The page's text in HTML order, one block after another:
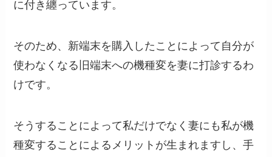
に付き纏っています。
そのため、新端末を購入したことによって自分が
使わなくなる旧端末への機種変を妻に打診するわ
けです。
そうすることによって私だけでなく妻にも私が機
種変することによるメリットが生まれますし、手